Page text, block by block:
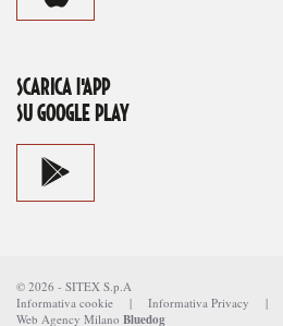
SCARICA l'APP
SU GOOGLE PLAY
© 2026 - SITEX S.p.A
Informativa cookie | Informativa Privacy |
Web Agency Milano Bluedog